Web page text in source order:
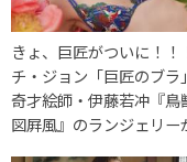
きょ、巨匠がついに！！
チ・ジョン「巨匠のブラ
奇才絵師・伊藤若冲『鳥
図屛風』のランジェリー